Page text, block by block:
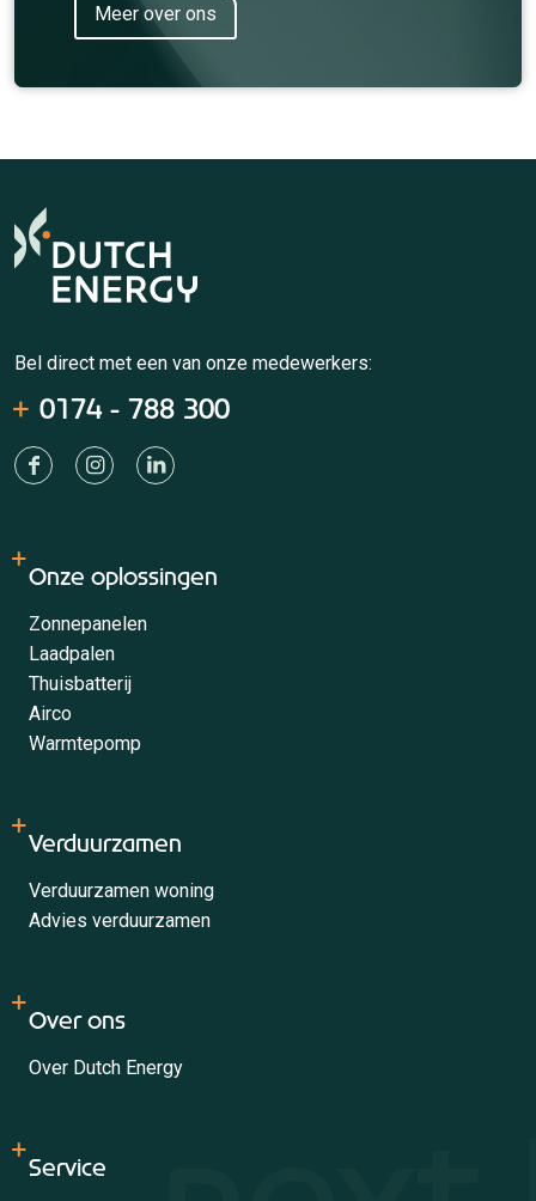
Meer over ons
Bel direct met een van onze medewerkers:
0174 - 788 300
Onze oplossingen
Zonnepanelen
Laadpalen
Thuisbatterij
Airco
Warmtepomp
Verduurzamen
Verduurzamen woning
Advies verduurzamen
Over ons
Over Dutch Energy
Service